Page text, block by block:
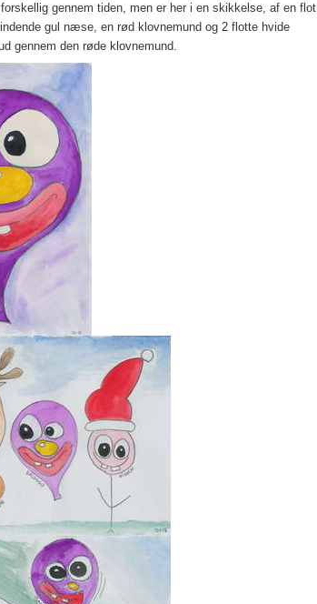
gennem tiden, men er her i en skikkelse, af en flot
gul næse, en rød klovnemund og 2 flotte hvide
gennem den røde klovnemund.